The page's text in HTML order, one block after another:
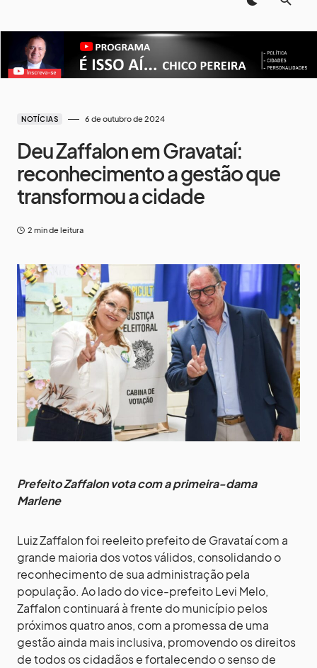
NOTÍCIAS 6 de outubro de 2024
Deu Zaffalon em Gravataí:
reconhecimento a gestão que
transformou a cidade
2 min de leitura
Prefeito Zaffalon vota com a primeira-dama
Marlene
Luiz Zaffalon foi reeleito prefeito de Gravataí com a
grande maioria dos votos válidos, consolidando o
reconhecimento de sua administração pela
população. Ao lado do vice-prefeito Levi Melo,
Zaffalon continuará à frente do município pelos
próximos quatro anos, com a promessa de uma
gestão ainda mais inclusiva, promovendo os direitos
de todos os cidadãos e fortalecendo o senso de